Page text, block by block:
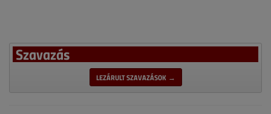
Szavazás
LEZÁRULT SZAVAZÁSOK →